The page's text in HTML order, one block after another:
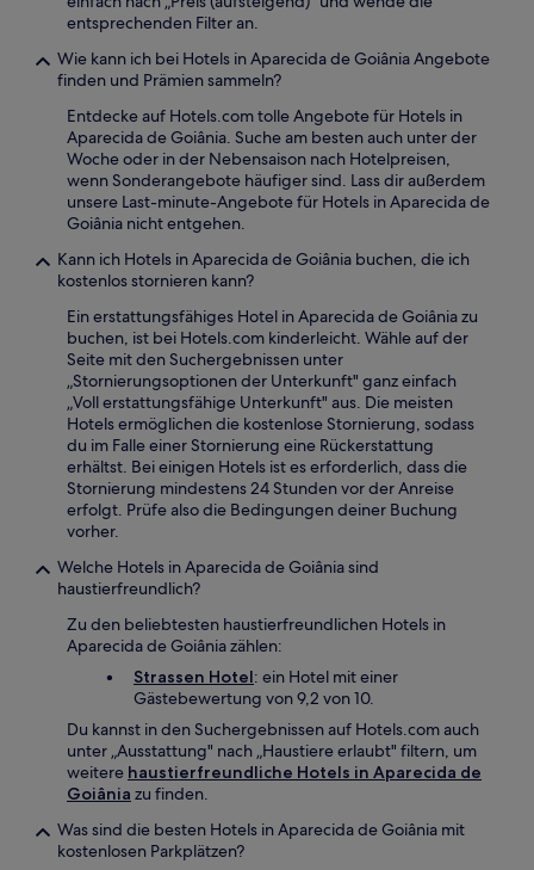
entsprechenden Filter an.
Wie kann ich bei Hotels in Aparecida de Goiânia Angebote
finden und Prämien sammeln?
Entdecke auf Hotels.com tolle Angebote für Hotels in
Aparecida de Goiânia. Suche am besten auch unter der
Woche oder in der Nebensaison nach Hotelpreisen,
wenn Sonderangebote häufiger sind. Lass dir außerdem
unsere Last-minute-Angebote für Hotels in Aparecida de
Goiânia nicht entgehen.
Kann ich Hotels in Aparecida de Goiânia buchen, die ich
kostenlos stornieren kann?
Ein erstattungsfähiges Hotel in Aparecida de Goiânia zu
buchen, ist bei Hotels.com kinderleicht. Wähle auf der
Seite mit den Suchergebnissen unter
„Stornierungsoptionen der Unterkunft" ganz einfach
„Voll erstattungsfähige Unterkunft" aus. Die meisten
Hotels ermöglichen die kostenlose Stornierung, sodass
du im Falle einer Stornierung eine Rückerstattung
erhältst. Bei einigen Hotels ist es erforderlich, dass die
Stornierung mindestens 24 Stunden vor der Anreise
erfolgt. Prüfe also die Bedingungen deiner Buchung
vorher.
Welche Hotels in Aparecida de Goiânia sind
haustierfreundlich?
Zu den beliebtesten haustierfreundlichen Hotels in
Aparecida de Goiânia zählen:
Strassen Hotel: ein Hotel mit einer
Gästebewertung von 9,2 von 10.
Du kannst in den Suchergebnissen auf Hotels.com auch
unter „Ausstattung" nach „Haustiere erlaubt" filtern, um
weitere haustierfreundliche Hotels in Aparecida de
Goiânia zu finden.
Was sind die besten Hotels in Aparecida de Goiânia mit
kostenlosen Parkplätzen?